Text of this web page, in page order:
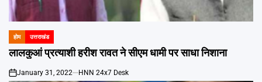
POSTED
IN
होम उत्तराखंड
लालकुआं प्रत्याशी हरीश रावत ने सीएम धामी पर साधा निशाना
on
January 31, 2022 HNN 24x7 Desk